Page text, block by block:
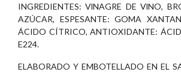
INGREDIENTES: VlNAGRE DE VlNO,
AZÚCAR, ESPESANTE: GOMA
ÁCIDO CÍTRICO, ANTIOXIDANTE:
E224.
ELABORADO Y EMBOTELLADO EN EL